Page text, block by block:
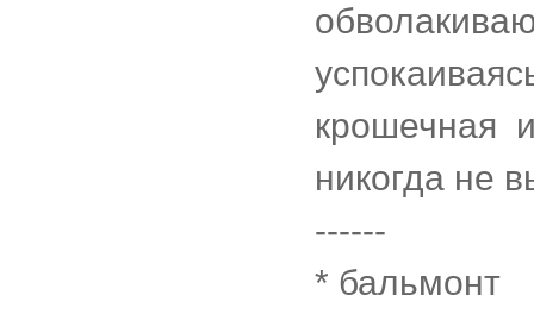
крошечная
никогда не
------
* бальмонт